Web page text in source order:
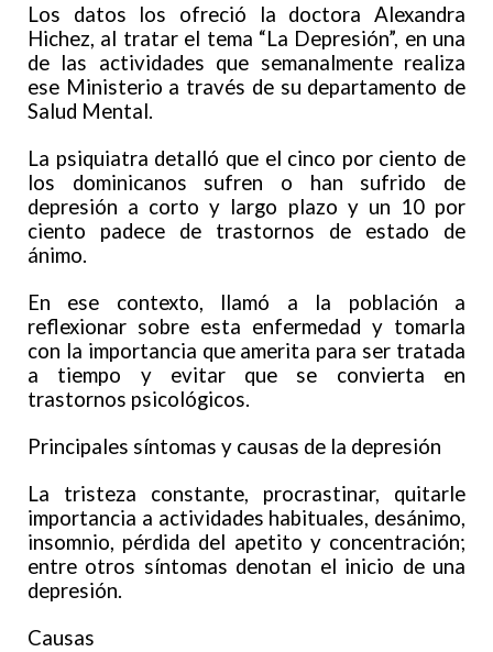
Los datos los ofreció la doctora Alexandra
Hichez, al tratar el tema “La Depresión”, en una
de las actividades que semanalmente realiza
ese Ministerio a través de su departamento de
Salud Mental.
La psiquiatra detalló que el cinco por ciento de
los dominicanos sufren o han sufrido de
depresión a corto y largo plazo y un 10 por
ciento padece de trastornos de estado de
ánimo.
En ese contexto, llamó a la población a
reflexionar sobre esta enfermedad y tomarla
con la importancia que amerita para ser tratada
a tiempo y evitar que se convierta en
trastornos psicológicos.
Principales síntomas y causas de la depresión
La tristeza constante, procrastinar, quitarle
importancia a actividades habituales, desánimo,
insomnio, pérdida del apetito y concentración;
entre otros síntomas denotan el inicio de una
depresión.
Causas